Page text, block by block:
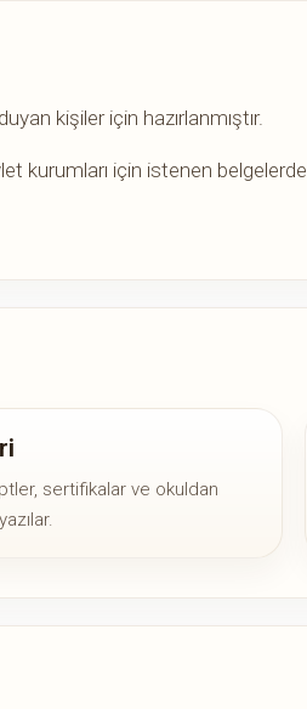
kişiler için hazırlanmıştır.
kurumları için istenen
sertifikalar ve okuldan